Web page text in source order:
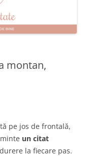
montan,
pe jos de frontală,
un citat
la fiecare pas.